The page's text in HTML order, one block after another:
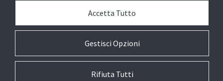
Gestisci Opzioni
Accetta Tutto
Rifiuta Tutti